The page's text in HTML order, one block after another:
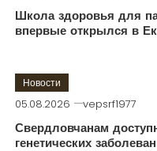
Школа здоровья для
впервые открылся в
Новости
05.08.2026 vepsrf1977
Свердловчанам
генетических